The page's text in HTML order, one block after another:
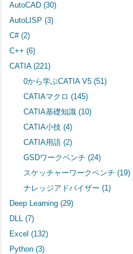
AutoCAD (30)
AutoLISP (3)
C# (2)
C++ (6)
CATIA (221)
0から学ぶCATIA V5(51)
CATIAマクロ(145)
CATIA基礎知識(10)
CATIA小技(4)
CATIA用語(2)
GSDワークベンチ(24)
スケッチャーワークベンチ(19)
ナレッジアドバイザー(1)
Deep Learning (29)
DLL (7)
Excel (132)
Python (3)